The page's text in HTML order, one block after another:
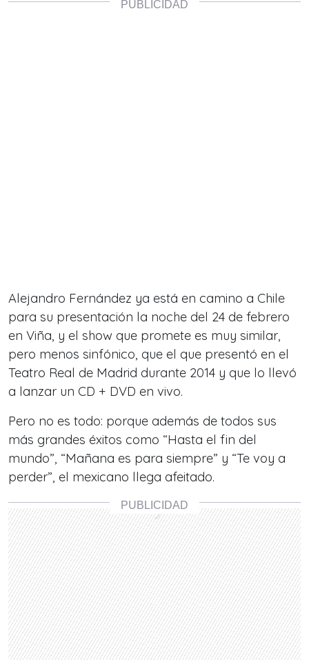
Alejandro Fernández ya está en camino a Chile
para su presentación la noche del 24 de febrero
en Viña, y el show que promete es muy similar,
pero menos sinfónico, que el que presentó en el
Teatro Real de Madrid durante 2014 y que lo llevó
a lanzar un CD + DVD en vivo.
Pero no es todo: porque además de todos sus
más grandes éxitos como “Hasta el fin del
mundo”, “Mañana es para siempre” y “Te voy a
perder”, el mexicano llega afeitado.